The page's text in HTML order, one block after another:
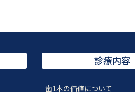
診療内容
歯1本の価値について